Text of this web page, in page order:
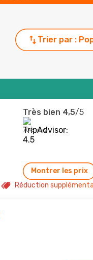
Trier par :
Très bien 4,5/5
706 avis
Montrer les prix
Réduction